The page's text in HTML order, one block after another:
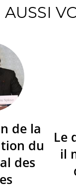
AUSSI
de la
du
des
Le
il